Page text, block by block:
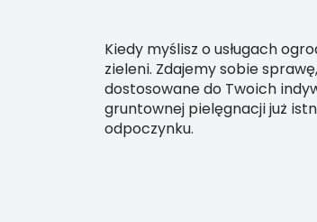
Kiedy myślisz o usługach
zieleni. Zdajemy sobie
dostosowane do Twoich
gruntownej pielęgnacji już
odpoczynku.